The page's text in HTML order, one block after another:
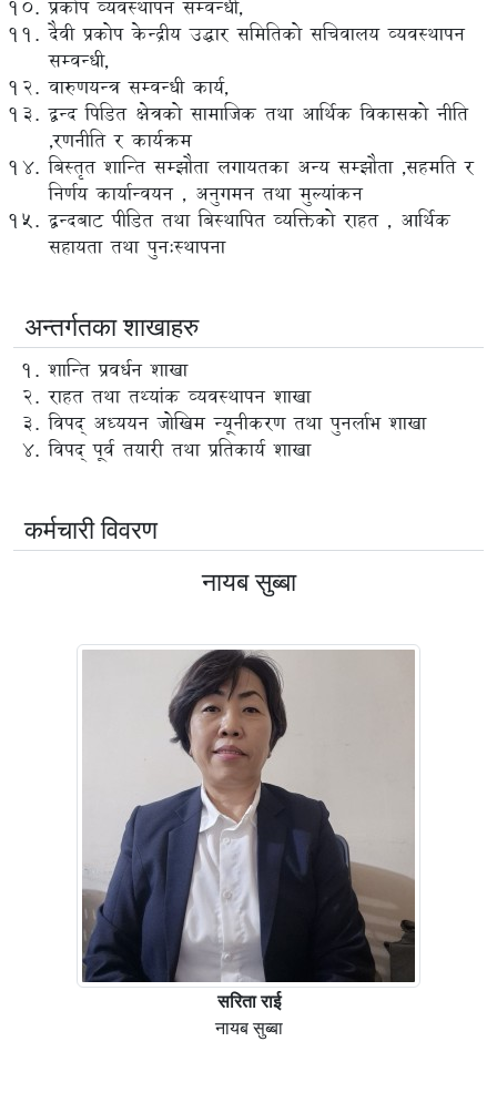
प्रकोप व्यवस्थापन सम्वन्धी,
दैवी प्रकोप केन्द्रीय उद्धार समितिको सचिवालय व्यवस्थापन
सम्वन्धी,
वारुणयन्त्र सम्वन्धी कार्य,
द्वन्द पिडित क्षेत्रको सामाजिक तथा आर्थिक विकासको नीति
,रणनीति र कार्यक्रम
बिस्तृत शान्ति सम्झौता लगायतका अन्य सम्झौता ,सहमति र
निर्णय कार्यान्वयन , अनुगमन तथा मुल्यांकन
द्वन्दबाट पीडित तथा बिस्थापित व्यक्तिको राहत , आर्थिक
सहायता तथा पुन:स्थापना
अन्तर्गतका शाखाहरु
शान्ति प्रवर्धन शाखा
राहत तथा तथ्यांक व्यवस्थापन शाखा
विपद् अध्ययन जोखिम न्यूनीकरण तथा पुनर्लाभ शाखा
विपद् पूर्व तयारी तथा प्रतिकार्य शाखा
कर्मचारी विवरण
नायब सुब्बा
सरिता राई
नायब सुब्बा